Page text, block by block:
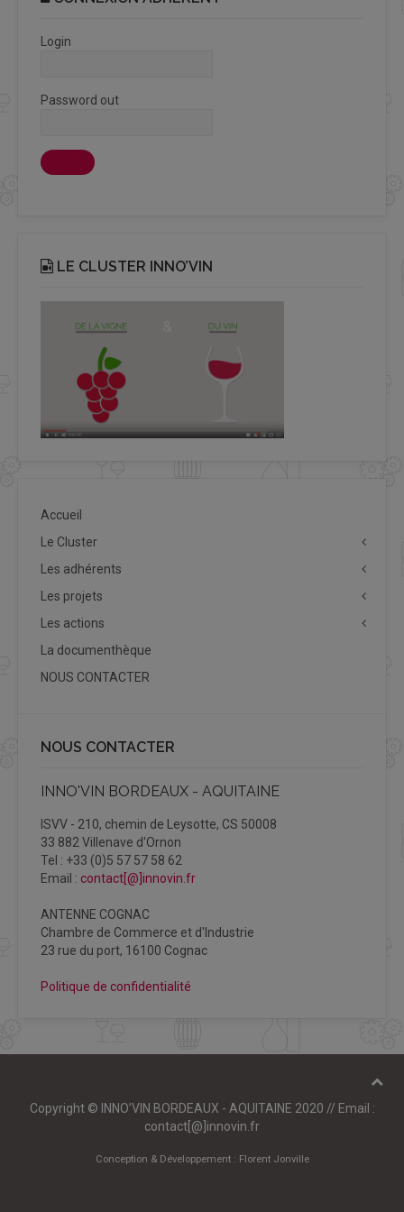
Login
Password out
LE CLUSTER INNO’VIN
Accueil
Le Cluster
Les adhérents
Les projets
Les actions
La documenthèque
NOUS CONTACTER
NOUS CONTACTER
INNO'VIN BORDEAUX - AQUITAINE
ISVV - 210, chemin de Leysotte, CS 50008
33 882 Villenave d'Ornon
Tel : +33 (0)5 57 57 58 62
Email : contact[@]innovin.fr
ANTENNE COGNAC
Chambre de Commerce et d'Industrie
23 rue du port, 16100 Cognac
Politique de confidentialité
Copyright © INNO’VIN BORDEAUX - AQUITAINE 2020 // Email :
contact[@]innovin.fr
Conception & Développement : Florent Jonville